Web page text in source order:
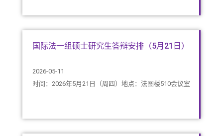
国际法一组硕士研究生答辩安排（5月21日）
2026-05-11
时间：2026年5月21日（周四）地点：法图楼510会议室